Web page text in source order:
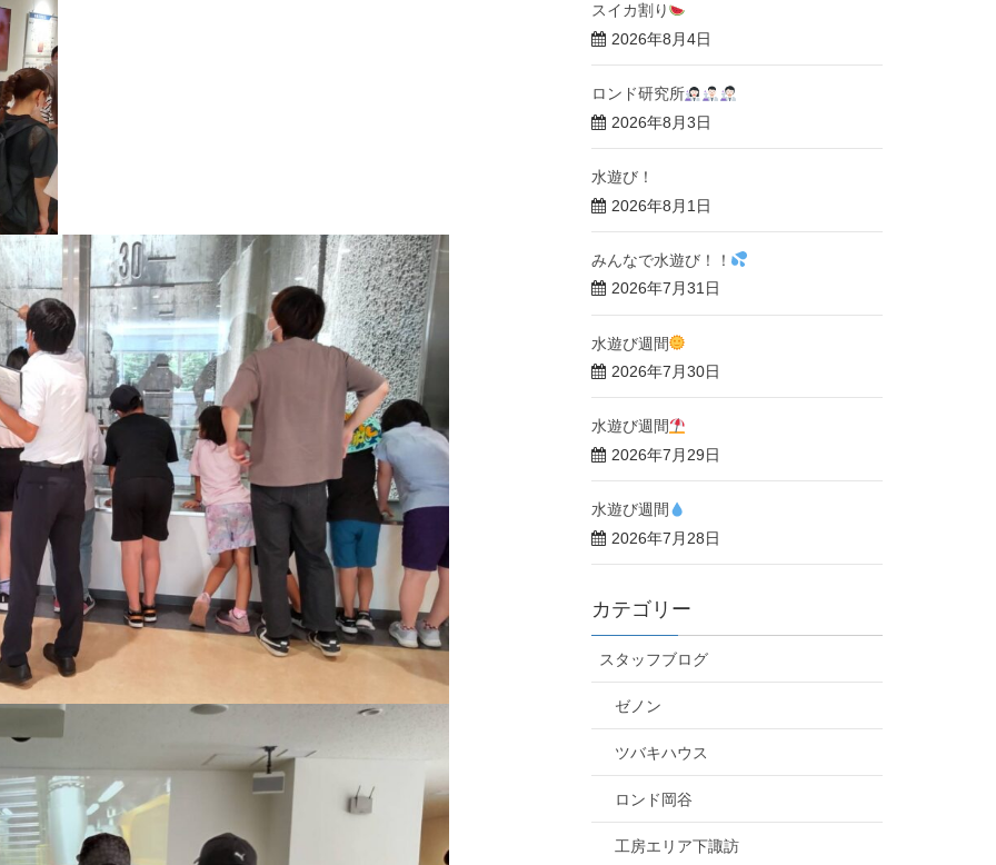
スイカ割り
2026年8月4日
ロンド研究所
2026年8月3日
水遊び！
2026年8月1日
みんなで水遊び！！
2026年7月31日
水遊び週間
2026年7月30日
水遊び週間
2026年7月29日
水遊び週間
2026年7月28日
カテゴリー
スタッフブログ
ゼノン
ツバキハウス
ロンド岡谷
工房エリア下諏訪